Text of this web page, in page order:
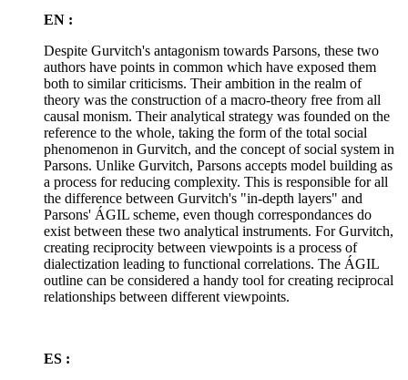
EN :
Despite Gurvitch's antagonism towards Parsons, these two
authors have points in common which have exposed them
both to similar criticisms. Their ambition in the realm of
theory was the construction of a macro-theory free from all
causal monism. Their analytical strategy was founded on the
reference to the whole, taking the form of the total social
phenomenon in Gurvitch, and the concept of social system in
Parsons. Unlike Gurvitch, Parsons accepts model building as
a process for reducing complexity. This is responsible for all
the difference between Gurvitch's "in-depth layers" and
Parsons' ÁGIL scheme, even though correspondances do
exist between these two analytical instruments. For Gurvitch,
creating reciprocity between viewpoints is a process of
dialectization leading to functional correlations. The ÁGIL
outline can be considered a handy tool for creating reciprocal
relationships between different viewpoints.
ES :